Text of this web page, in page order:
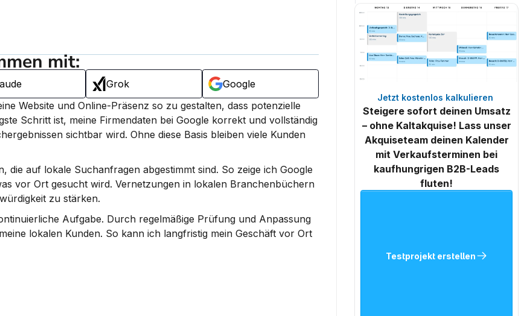
Jetzt kostenlos kalkulieren
Steigere sofort deinen Umsatz
– ohne Kaltakquise! Lass unser
Akquiseteam deinen Kalender
mit Verkaufsterminen bei
kaufhungrigen B2B-Leads
fluten!
Testprojekt erstellen
mit:
Grok
Google
Website und Online-Präsenz so zu gestalten, dass potenzielle
Schritt ist, meine Firmendaten bei Google korrekt und vollständig
sichtbar wird. Ohne diese Basis bleiben viele Kunden
auf lokale Suchanfragen abgestimmt sind. So zeige ich Google
vor Ort gesucht wird. Vernetzungen in lokalen Branchenbüchern
zu stärken.
Aufgabe. Durch regelmäßige Prüfung und Anpassung
lokalen Kunden. So kann ich langfristig mein Geschäft vor Ort